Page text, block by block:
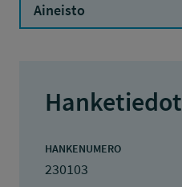
Aineisto
Hanketiedot
HANKENUMERO
230103